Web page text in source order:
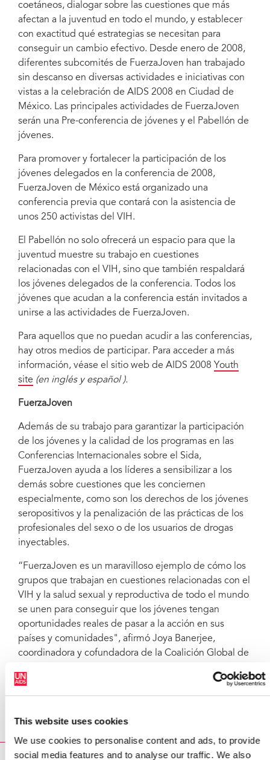
This website uses cookies
We use cookies to personalise content and ads, to provide
social media features and to analyse our traffic. We also
coetáneos, dialogar sobre las cuestiones que más
afectan a la juventud en todo el mundo, y establecer
con exactitud qué estrategias se necesitan para
conseguir un cambio efectivo. Desde enero de 2008,
diferentes subcomités de FuerzaJoven han trabajado
sin descanso en diversas actividades e iniciativas con
vistas a la celebración de AIDS 2008 en Ciudad de
México. Las principales actividades de FuerzaJoven
serán una Pre-conferencia de jóvenes y el Pabellón de
jóvenes.
Para promover y fortalecer la participación de los
jóvenes delegados en la conferencia de 2008,
FuerzaJoven de México está organizado una
conferencia previa que contará con la asistencia de
unos 250 activistas del VIH.
El Pabellón no solo ofrecerá un espacio para que la
juventud muestre su trabajo en cuestiones
relacionadas con el VIH, sino que también respaldará
los jóvenes delegados de la conferencia. Todos los
jóvenes que acudan a la conferencia están invitados a
unirse a las actividades de FuerzaJoven.
Para aquellos que no puedan acudir a las conferencias,
hay otros medios de participar. Para acceder a más
información, véase el sitio web de AIDS 2008 Youth
site (en inglés y español ).
FuerzaJoven
Además de su trabajo para garantizar la participación
de los jóvenes y la calidad de los programas en las
Conferencias Internacionales sobre el Sida,
FuerzaJoven ayuda a los líderes a sensibilizar a los
demás sobre cuestiones que les conciernen
especialmente, como son los derechos de los jóvenes
seropositivos y la penalización de las prácticas de los
profesionales del sexo o de los usuarios de drogas
inyectables.
“FuerzaJoven es un maravilloso ejemplo de cómo los
grupos que trabajan en cuestiones relacionadas con el
VIH y la salud sexual y reproductiva de todo el mundo
se unen para conseguir que los jóvenes tengan
oportunidades reales de pasar a la acción en sus
países y comunidades", afirmó Joya Banerjee,
coordinadora y cofundadora de la Coalición Global de
otros jóvenes, y aprenden a diseñar y dirigir